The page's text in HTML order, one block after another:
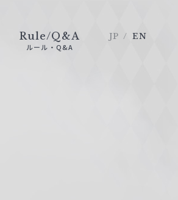
Rule/Q&A
ルール・Q&A
JP EN